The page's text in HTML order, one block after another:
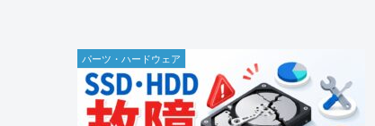
パーツ・ハードウェア